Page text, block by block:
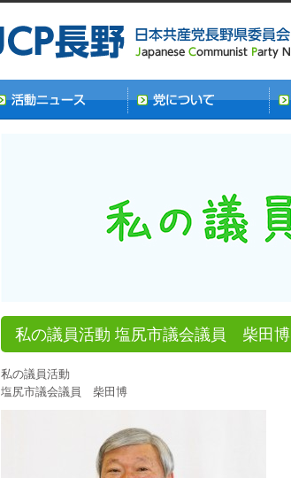
私の議員活動 塩尻市議会議員 柴田博
私の議員活動
塩尻市議会議員 柴田博